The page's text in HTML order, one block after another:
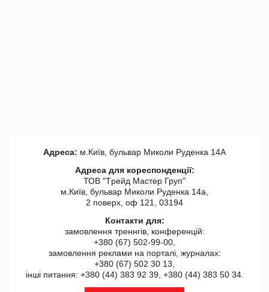
Адреса: м.Київ, бульвар Миколи Руденка 14А
Адреса для кореспонденції:
ТОВ "Tрейд Мастер Груп"
м.Київ, бульвар Миколи Руденка 14а,
2 поверх, оф 121, 03194
Контакти для:
замовлення треннгів, конференцій:
+380 (67) 502-99-00,
замовлення реклами на порталі, журналах:
+380 (67) 502 30 13,
інші питання: +380 (44) 383 92 39, +380 (44) 383 50 34.